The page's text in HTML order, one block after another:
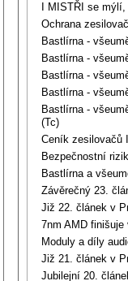
I MISTŘI se
Ochrana
Bastlírna -
Bastlírna -
Bastlírna -
Bastlírna -
Bastlírna -
(Tc)
Ceník zesilovačů
Bezpečnostní
Bastlírna a
Závěrečný 23.
Již 22. článek v
7nm AMD
Moduly a díly
Již 21. článek v
Jubilejní 20.